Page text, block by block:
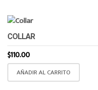
COLLAR
$110.00
AÑADIR AL CARRITO